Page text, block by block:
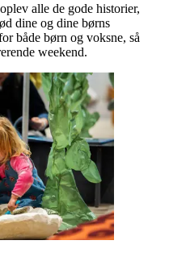
alle de gode historier,
dine og dine børns
både børn og voksne, så
weekend.